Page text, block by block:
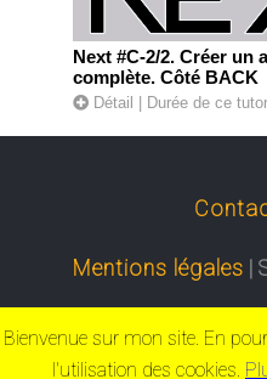
Next #C-2/2. Créer un
complète. Côté BACK
Détail | Durée de ce
Mentions légales |
Rights
Bienvenue sur mon site. En
l'utilisation des cookies.